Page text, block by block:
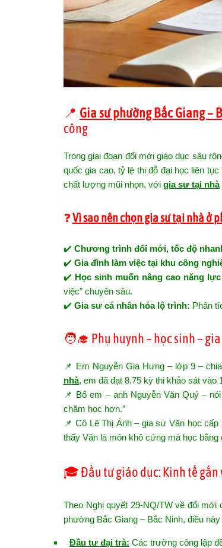
📍 Gia sư phường Bắc Giang –
công
Trong giai đoạn đổi mới giáo dục sâu
quốc gia cao, tỷ lệ thi đỗ đại học liên
chất lượng mũi nhọn, với gia sư tại nhà
❓Vì sao nên chọn gia sư tại nhà ở
✔️ Chương trình đổi mới, tốc độ
✔️ Gia đình làm việc tại khu công
✔️ Học sinh muốn nâng cao năng
việc” chuyên sâu.
✔️ Gia sư cá nhân hóa lộ trình: Phân
🧑‍🎓 Phụ huynh – học sinh –
📌 Em Nguyễn Gia Hưng – lớp 9 –
nhà, em đã đạt 8.75 kỳ thi khảo sát vào
📌 Bố em – anh Nguyễn Văn Quý –
chăm học hơn.”
📌 Cô Lê Thị Ánh – gia sư Văn học
thấy Văn là môn khô cứng mà học bằng
🎓 Đầu tư giáo dục: Kinh tế gắn
Theo Nghị quyết 29-NQ/TW về đổi mới
phường Bắc Giang – Bắc Ninh, điều
Đầu tư đại trà: Các trường công lập